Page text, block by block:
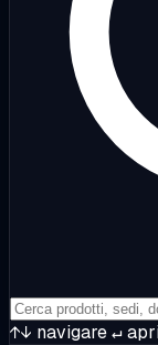
↑↓ navigare↵